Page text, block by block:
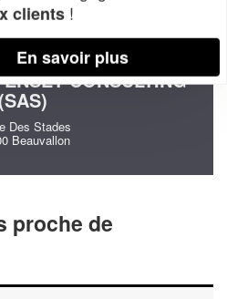
CONSULTING
Des Stades
Beauvallon
proche de
clients !
En savoir plus